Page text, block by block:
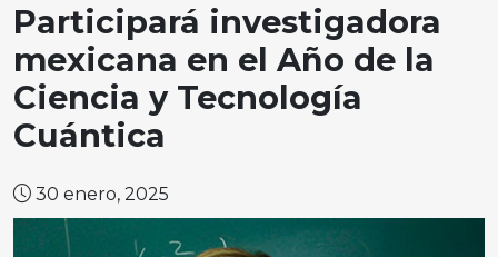
Participará investigadora
mexicana en el Año de la
Ciencia y Tecnología
Cuántica
30 enero, 2025